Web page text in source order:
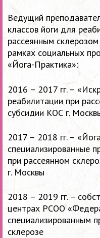
Ведущий
классов йоги для
рассеянным
рамках социальных
«Йога-Практика»:
2016 – 2017 гг. –
реабилитации при
субсидии КОС г.
2017 – 2018 гг. –
специализированные
при рассеянном
г. Москвы
2018 – 2019 гг. –
центрах РСОО
специализированным
склерозе